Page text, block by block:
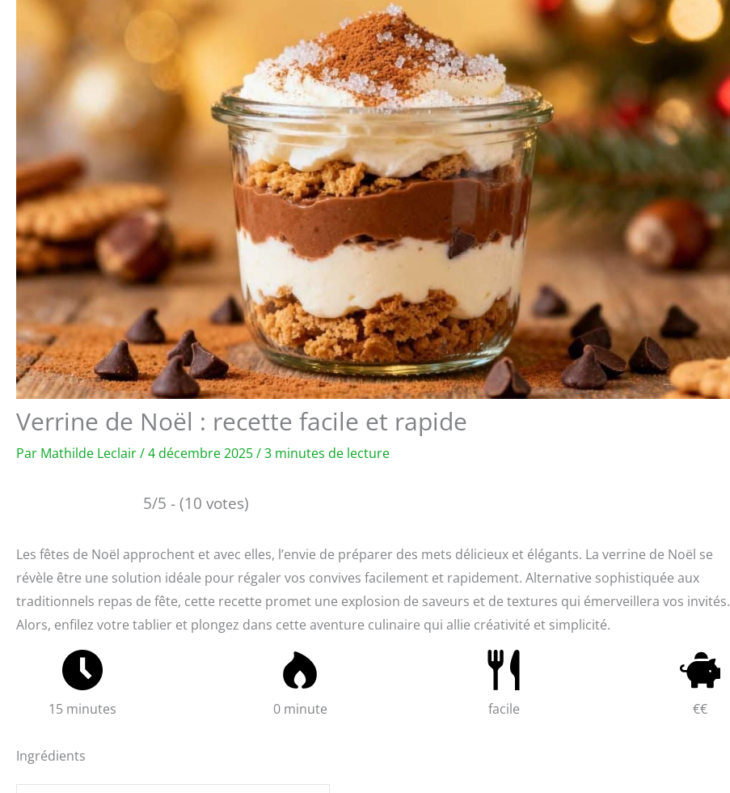
Verrine de Noël : recette facile et rapide
Par Mathilde Leclair/4 décembre 2025/3 minutes de lecture
5/5 - (10 votes)
Les fêtes de Noël approchent et avec elles, l’envie de préparer des mets délicieux et élégants. La verrine de Noël se
révèle être une solution idéale pour régaler vos convives facilement et rapidement. Alternative sophistiquée aux
traditionnels repas de fête, cette recette promet une explosion de saveurs et de textures qui émerveillera vos invités.
Alors, enfilez votre tablier et plongez dans cette aventure culinaire qui allie créativité et simplicité.
15 minutes 0 minute facile €€
Ingrédients